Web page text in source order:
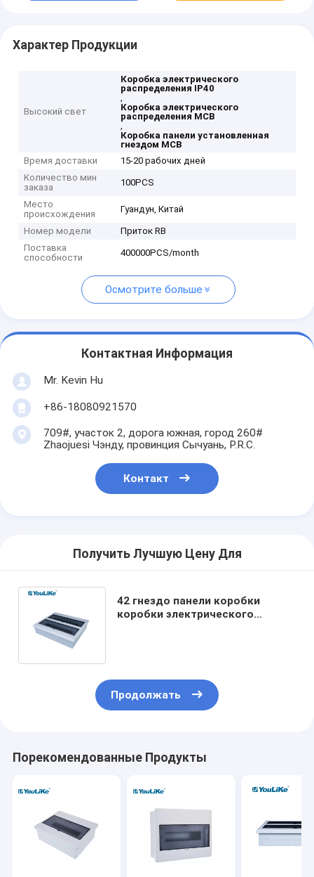
Характер Продукции
Высокий свет
Коробка электрического
распределения IP40
,
Коробка электрического
распределения MCB
,
Коробка панели установленная
гнездом MCB
Время доставки
15-20 рабочих дней
Количество мин
заказа
100PCS
Место
происхождения
Гуандун, Китай
Номер модели
Приток RB
Поставка
способности
400000PCS/month
Осмотрите больше
Контактная Информация
Mr. Kevin Hu
+86-18080921570
709#, участок 2, дорога южная, город 260#
Zhaojuesi Чэнду, провинция Сычуань, P.R.C.
Контакт
Получить Лучшую Цену Для
42 гнездо панели коробки
коробки электрического
Продолжать
Порекомендованные Продукты